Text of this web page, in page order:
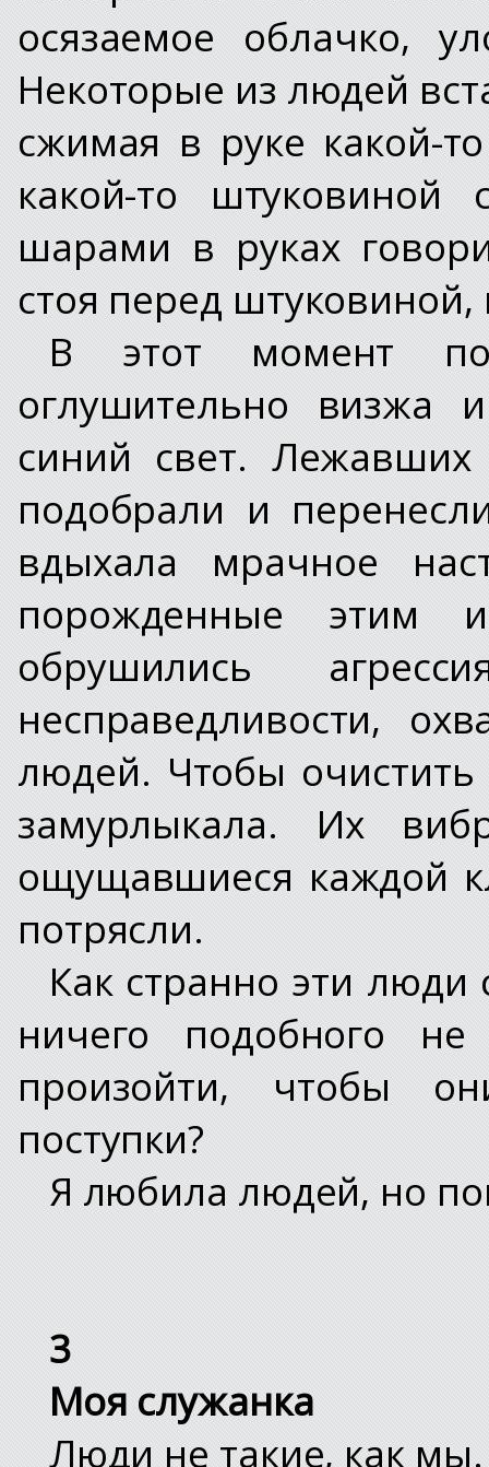
осязаемое облачко,
Некоторые из людей
сжимая в руке какой-
какой-то
шарами в руках
стоя перед штуковиной,
В этот момент
оглушительно визжа
синий свет.
подобрали и
вдыхала мрачное
порожденные этим
обрушились
несправедливости,
людей. Чтобы очистить
замурлыкала. Их
ощущавшиеся каждой
потрясли.
Как странно эти люди
ничего подобного
произойти, чтобы
поступки?
Я любила людей, но
3
Моя служанка
Люди не такие, как мы.